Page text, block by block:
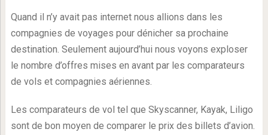
Quand il n’y avait pas internet nous allions dans les
compagnies de voyages pour dénicher sa prochaine
destination. Seulement aujourd’hui nous voyons exploser
le nombre d’offres mises en avant par les comparateurs
de vols et compagnies aériennes.
Les comparateurs de vol tel que Skyscanner, Kayak, Liligo
sont de bon moyen de comparer le prix des billets d’avion.